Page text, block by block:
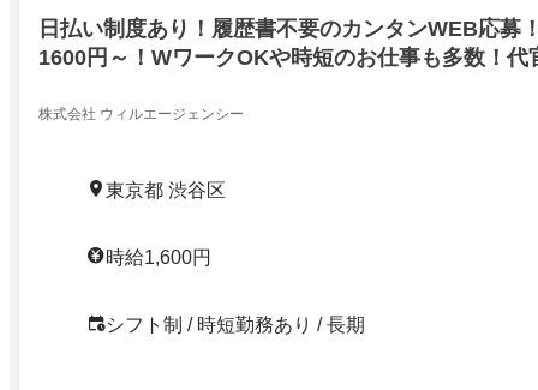
日払い制度あり！履歴書不要のカンタンWEB応募
1600円～！WワークOKや時短のお仕事も多数！代
株式会社 ウィルエージェンシー
東京都 渋谷区
時給1,600円
シフト制 / 時短勤務あり / 長期